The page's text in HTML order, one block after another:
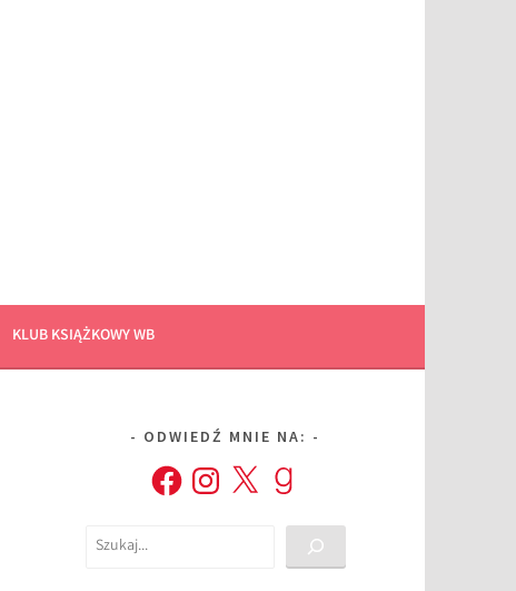
KLUB KSIĄŻKOWY WB
ODWIEDŹ MNIE NA:
FacebookInstagram
X Goodreads
Szukaj